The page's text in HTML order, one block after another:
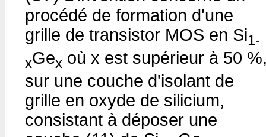
procédé de formation d'une
grille de transistor MOS en Si1-
xGex où x est supérieur à 50
sur une couche d'isolant de
grille en oxyde de silicium,
consistant à déposer une